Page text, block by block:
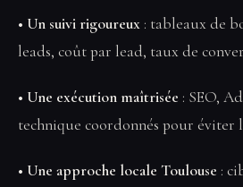
• Un suivi rigoureux : tableaux de
leads, coût par lead, taux de
• Une exécution maîtrisée : SEO,
technique coordonnés pour éviter
• Une approche locale Toulouse :